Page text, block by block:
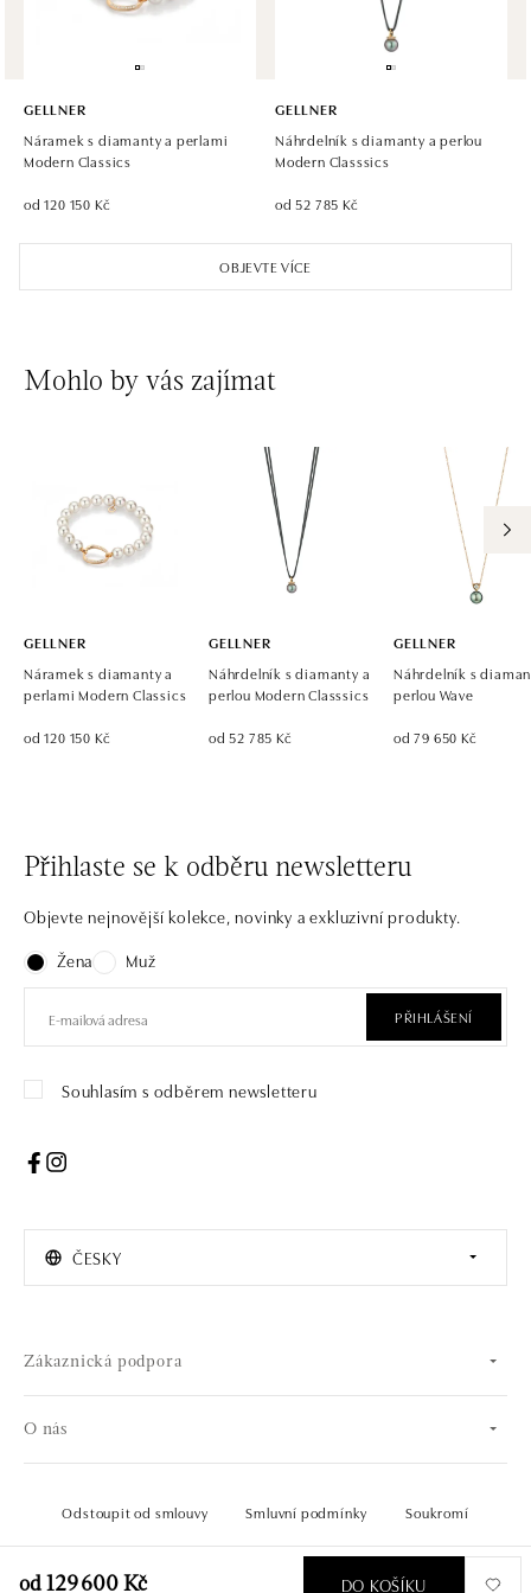
od 129 600 Kč DO KOŠÍKU
OBJEVTE VÍCE
GELLNER
Náramek s diamanty a perlami
Modern Classics
od 120 150 Kč
GELLNER
Náhrdelník s diamanty a perlou
Modern Classsics
od 52 785 Kč
Mohlo by vás zajímat
GELLNER
Náramek s diamanty a
perlami Modern Classics
od 120 150 Kč
GELLNER
Náhrdelník s diamanty a
perlou Modern Classsics
od 52 785 Kč
GELLNER
Náhrdelník s
perlou Wave
od 79 650 Kč
Přihlaste se k odběru newsletteru
Objevte nejnovější kolekce, novinky a exkluzivní produkty.
Žena
Muž
PŘIHLÁŠENÍ
Souhlasím s odběrem newsletteru
ČESKY
Zákaznická podpora
O nás
© 2026 OLA online s.r.o.. Všechna práva vyhrazena.
Odstoupit od smlouvy Smluvní podmínky Soukromí